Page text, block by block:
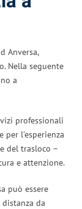
Anversa,
Nella seguente
a
professionali
l’esperienza
del trasloco –
e attenzione.
può essere
da